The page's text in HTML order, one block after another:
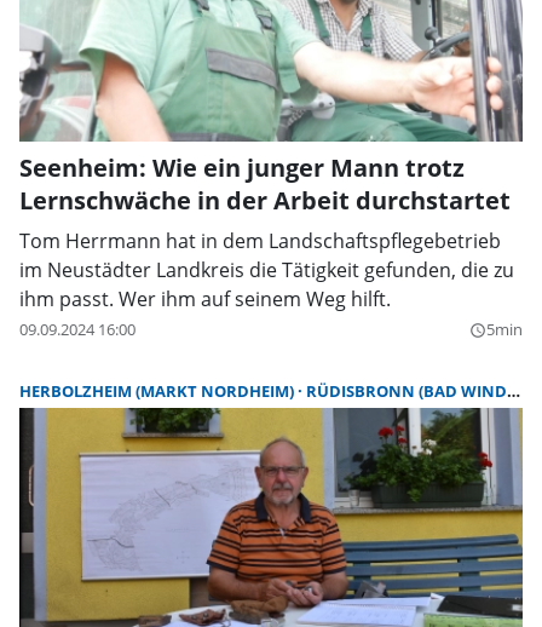
Seenheim: Wie ein junger Mann trotz
Lernschwäche in der Arbeit durchstartet
Tom Herrmann hat in dem Landschaftspflegebetrieb
im Neustädter Landkreis die Tätigkeit gefunden, die zu
ihm passt. Wer ihm auf seinem Weg hilft.
09.09.2024 16:00 query_builder5min
HERBOLZHEIM (MARKT NORDHEIM) RÜDISBRONN (BAD WINDSHEIM)